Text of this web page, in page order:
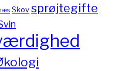
Skov sprøjtegifte